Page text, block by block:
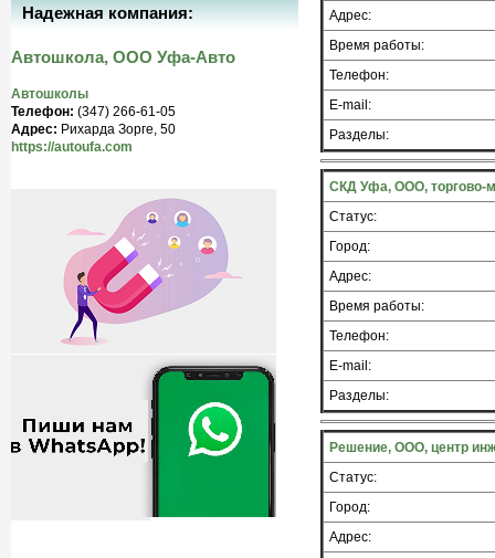
Адрес:
Время работы:
Телефон:
E-mail:
Разделы:
СКД Уфа, ООО, торгово-
Статус:
Город:
Адрес:
Время работы:
Телефон:
E-mail:
Разделы:
Решение, ООО, центр
Статус:
Город:
Адрес:
Надежная компания:
Автошкола, ООО Уфа-Авто
Автошколы
Телефон: (347) 266-61-05
Адрес: Рихарда Зорге, 50
https://autoufa.com